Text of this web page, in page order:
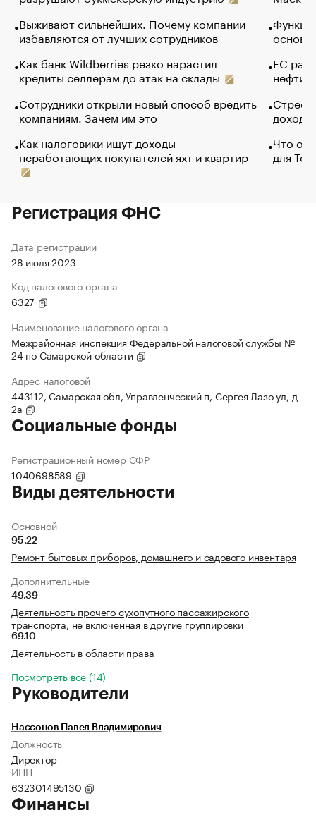
Выживают сильнейших. Почему компании
избавляются от лучших сотрудников
Как банк Wildberries резко нарастил
кредиты селлерам до атак на склады
Сотрудники открыли новый способ вредить
компаниям. Зачем им это
Как налоговики ищут доходы
неработающих покупателей яхт и квартир
основ
ЕС
нефти
Что
для
Регистрация ФНС
Дата регистрации
28 июля 2023
Код налогового органа
6327
Наименование налогового органа
Межрайонная инспекция Федеральной налоговой службы №
24 по Самарской области
Адрес налоговой
443112, Самарская обл, Управленческий п, Сергея Лазо ул, д
2а
Социальные фонды
Регистрационный номер СФР
1040698589
Виды деятельности
Основной
95.22
Ремонт бытовых приборов, домашнего и садового инвентаря
Дополнительные
49.39
Деятельность прочего сухопутного пассажирского
транспорта, не включенная в другие группировки
69.10
Деятельность в области права
Посмотреть все (14)
Руководители
Нассонов Павел Владимирович
Должность
Директор
ИНН
632301495130
Финансы